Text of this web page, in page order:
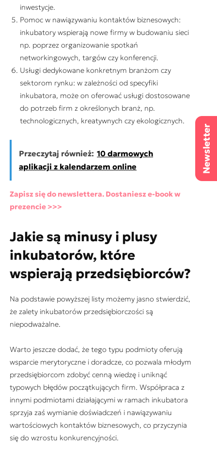
inwestycje.
Pomoc w nawiązywaniu kontaktów biznesowych:
inkubatory wspierają nowe firmy w budowaniu sieci
np. poprzez organizowanie spotkań
networkingowych, targów czy konferencji.
Usługi dedykowane konkretnym branżom czy
sektorom rynku: w zależności od specyfiki
inkubatora, może on oferować usługi dostosowane
do potrzeb firm z określonych branż, np.
technologicznych, kreatywnych czy ekologicznych.
Przeczytaj również: 10 darmowych
aplikacji z kalendarzem online
Zapisz się do newslettera. Dostaniesz e-book w
prezencie >>>
Jakie są minusy i plusy
inkubatorów, które
wspierają przedsiębiorców?
Na podstawie powyższej listy możemy jasno stwierdzić,
że zalety inkubatorów przedsiębiorczości są
niepodważalne.
Warto jeszcze dodać, że tego typu podmioty oferują
wsparcie merytoryczne i doradcze, co pozwala młodym
przedsiębiorcom zdobyć cenną wiedzę i uniknąć
typowych błędów początkujących firm. Współpraca z
innymi podmiotami działającymi w ramach inkubatora
sprzyja zaś wymianie doświadczeń i nawiązywaniu
wartościowych kontaktów biznesowych, co przyczynia
się do wzrostu konkurencyjności.